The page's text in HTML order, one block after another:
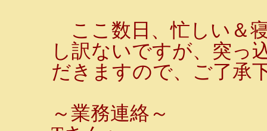
ここ数日、忙しい＆
し訳ないですが、突っ
だきますので、ご了承
～業務連絡～